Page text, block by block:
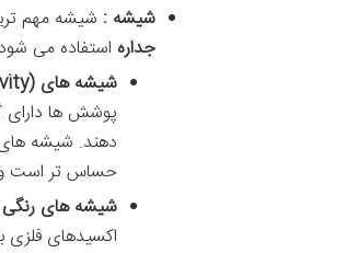
شیشه : شیشه مهم
جداره استفاده می شود
شیشه های Low-E (Low Emissivity) :
پوشش ها دارای
دهند. شیشه
حساس تر است
شیشه های رنگی
اکسیدهای فلزی